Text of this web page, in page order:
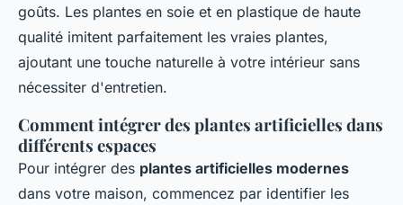
goûts. Les plantes en soie et en plastique de haute
qualité imitent parfaitement les vraies plantes,
ajoutant une touche naturelle à votre intérieur sans
nécessiter d'entretien.
Comment intégrer des plantes artificielles dans
différents espaces
Pour intégrer des plantes artificielles modernes
dans votre maison, commencez par identifier les